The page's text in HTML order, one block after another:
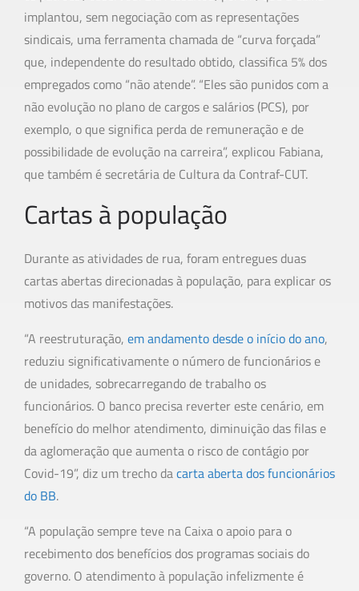
implantou, sem negociação com as representações
sindicais, uma ferramenta chamada de “curva forçada”
que, independente do resultado obtido, classifica 5% dos
empregados como “não atende”. “Eles são punidos com a
não evolução no plano de cargos e salários (PCS), por
exemplo, o que significa perda de remuneração e de
possibilidade de evolução na carreira”, explicou Fabiana,
que também é secretária de Cultura da Contraf-CUT.
Cartas à população
Durante as atividades de rua, foram entregues duas
cartas abertas direcionadas à população, para explicar os
motivos das manifestações.
“A reestruturação, em andamento desde o início do ano,
reduziu significativamente o número de funcionários e
de unidades, sobrecarregando de trabalho os
funcionários. O banco precisa reverter este cenário, em
benefício do melhor atendimento, diminuição das filas e
da aglomeração que aumenta o risco de contágio por
Covid-19”, diz um trecho dacarta aberta dos funcionários
do BB.
“A população sempre teve na Caixa o apoio para o
recebimento dos benefícios dos programas sociais do
governo. O atendimento à população infelizmente é